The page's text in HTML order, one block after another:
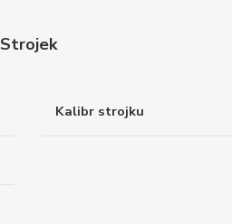
Strojek
Kalibr strojku